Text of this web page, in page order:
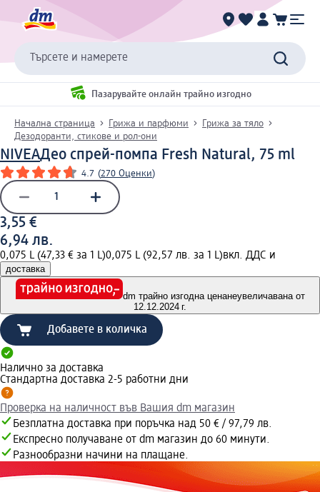
Търсете и намерете
Пазарувайте онлайн трайно изгодно
Начална страница Грижа и парфюми
Грижа за тяло
Дезодоранти, стикове и рол-они
NIVEAДео спрей-помпа Fresh Natural, 75 ml
4.7 (270 Оценки)
3,55 €
6,94 лв.
0,075 L (47,33 € за 1 L)0,075 L (92,57 лв. за 1 L)вкл. ДДС и
доставка
dm трайно изгодна ценанеувеличавана от
12.12.2024 г.
Добавете в количка
Налично за доставка
Стандартна доставка 2-5 работни дни
Проверка на наличност във Вашия dm магазин
Безплатна доставка при поръчка над 50 € / 97,79 лв.
Експресно получаване от dm магазин до 60 минути.
Разнообразни начини на плащане.